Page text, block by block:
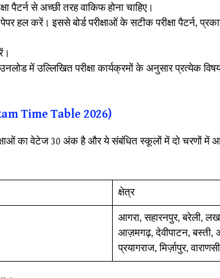
पैटर्न से अच्छी तरह वाकिफ होना चाहिए।
पेपर हल करें। इससे बोर्ड परीक्षाओं के सटीक परीक्षा पैटर्न,
में उल्लिखित परीक्षा कार्यक्रमों के अनुसार प्रत्येक
Time Table 2026)
का वेटेज 30 अंक है और ये संबंधित स्कूलों में दो चरणों
क्षेत्र
आगरा, सहारनपुर, बरेली,
आज़मगढ़, देवीपाटन, बस्ती,
प्रयागराज, मिर्ज़ापुर,